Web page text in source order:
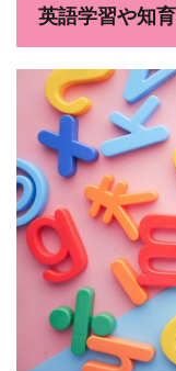
英語学習や知